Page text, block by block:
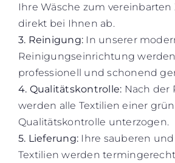
Ihre Wäsche zum
direkt bei Ihnen ab.
3. Reinigung: In unserer
Reinigungseinrichtung
professionell und schonend
4. Qualitätskontrolle: Nach der
werden alle Textilien einer
Qualitätskontrolle unterzogen.
5. Lieferung: Ihre sauberen
Textilien werden